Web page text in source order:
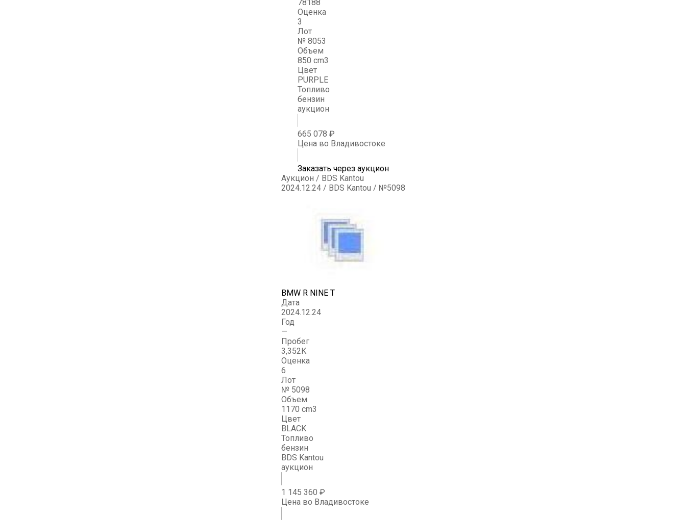
78188
Оценка
3
Лот
№ 8053
Объем
850 cm3
Цвет
PURPLE
Топливо
бензин
аукцион
665 078 ₽
Цена во Владивостоке
Заказать через аукцион
Аукцион / BDS Kantou
2024.12.24 / BDS Kantou / №5098
BMW R NINE T
Дата
2024.12.24
Год
—
Пробег
3,352K
Оценка
6
Лот
№ 5098
Объем
1170 cm3
Цвет
BLACK
Топливо
бензин
BDS Kantou
аукцион
1 145 360 ₽
Цена во Владивостоке